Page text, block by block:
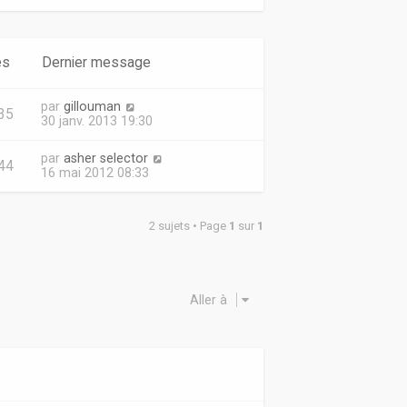
Dernier message
par gillouman
30 janv. 2013 19:30
par asher selector
16 mai 2012 08:33
2 sujets • Page 1 sur 1
Aller à